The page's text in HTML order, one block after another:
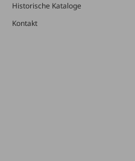
Historische Kataloge
Kontakt